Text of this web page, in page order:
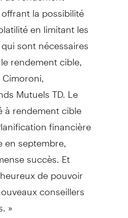
la possibilité
en limitant les
sont nécessaires
rendement cible,
Mutuels TD. Le
à rendement cible
financière
septembre,
succès. Et
de pouvoir
conseillers
»